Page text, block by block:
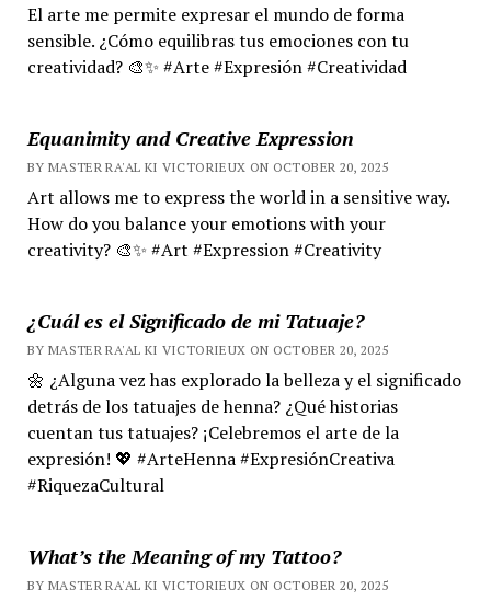
El arte me permite expresar el mundo de forma
sensible. ¿Cómo equilibras tus emociones con tu
creatividad? 🎨✨ #Arte #Expresión #Creatividad
Equanimity and Creative Expression
BY MASTER RA'AL KI VICTORIEUX ON OCTOBER 20, 2025
Art allows me to express the world in a sensitive way.
How do you balance your emotions with your
creativity? 🎨✨ #Art #Expression #Creativity
¿Cuál es el Significado de mi Tatuaje?
BY MASTER RA'AL KI VICTORIEUX ON OCTOBER 20, 2025
🌼 ¿Alguna vez has explorado la belleza y el significado
detrás de los tatuajes de henna? ¿Qué historias
cuentan tus tatuajes? ¡Celebremos el arte de la
expresión! 💖 #ArteHenna #ExpresiónCreativa
#RiquezaCultural
What’s the Meaning of my Tattoo?
BY MASTER RA'AL KI VICTORIEUX ON OCTOBER 20, 2025